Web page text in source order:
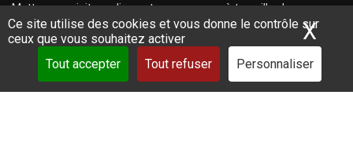
Ce site utilise des cookies et vous donne le contrôle sur
ceux que vous souhaitez activer
Tout accepter
Tout refuser Personnaliser
X
Mettre une visite en ligne et commencez à travailler !